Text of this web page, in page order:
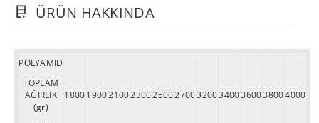
ÜRÜN HAKKINDA
POLYAMID
TOPLAM
AĞIRLIK
(gr)
18001900210023002500270032003400360038004000